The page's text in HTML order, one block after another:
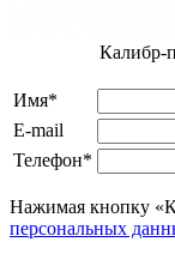
Калибр-
Имя*
E-mail
Телефон*
Нажимая кнопку
персональных